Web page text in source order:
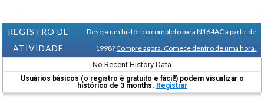
REGISTRO DE
ATIVIDADE
Deseja um histórico completo para N164AC a partir de
1998? Compre agora. Comece dentro de uma hora.
No Recent History Data
Usuários básicos (o registro é gratuito e fácil!) podem visualizar o
histórico de 3 months. Registrar